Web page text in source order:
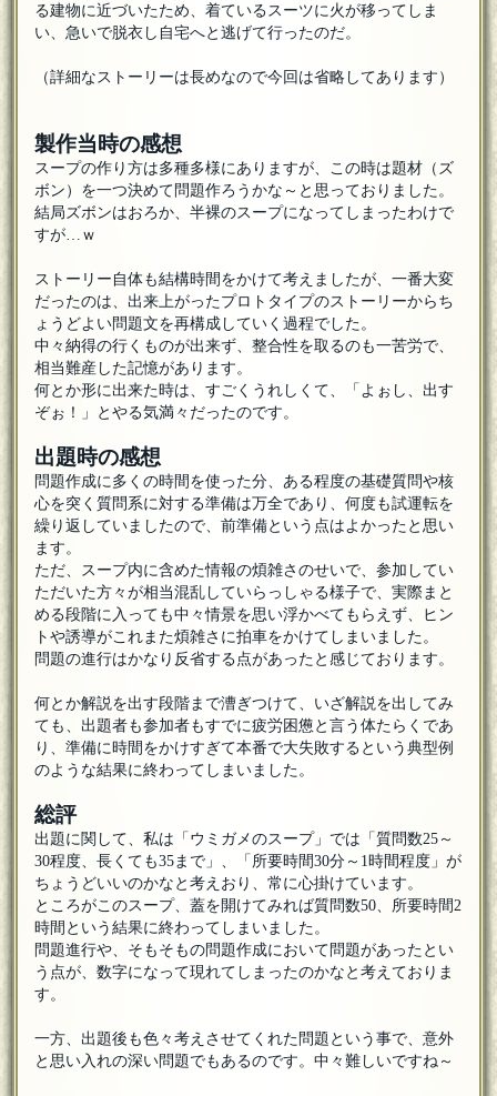
る建物に近づいたため、着ているスーツに火が移ってしま
い、急いで脱衣し自宅へと逃げて行ったのだ。
（詳細なストーリーは長めなので今回は省略してあります）
製作当時の感想
スープの作り方は多種多様にありますが、この時は題材（ズ
ボン）を一つ決めて問題作ろうかな～と思っておりました。
結局ズボンはおろか、半裸のスープになってしまったわけで
すが…ｗ
ストーリー自体も結構時間をかけて考えましたが、一番大変
だったのは、出来上がったプロトタイプのストーリーからち
ょうどよい問題文を再構成していく過程でした。
中々納得の行くものが出来ず、整合性を取るのも一苦労で、
相当難産した記憶があります。
何とか形に出来た時は、すごくうれしくて、「よぉし、出す
ぞぉ！」とやる気満々だったのです。
出題時の感想
問題作成に多くの時間を使った分、ある程度の基礎質問や核
心を突く質問系に対する準備は万全であり、何度も試運転を
繰り返していましたので、前準備という点はよかったと思い
ます。
ただ、スープ内に含めた情報の煩雑さのせいで、参加してい
ただいた方々が相当混乱していらっしゃる様子で、実際まと
める段階に入っても中々情景を思い浮かべてもらえず、ヒン
トや誘導がこれまた煩雑さに拍車をかけてしまいました。
問題の進行はかなり反省する点があったと感じております。
何とか解説を出す段階まで漕ぎつけて、いざ解説を出してみ
ても、出題者も参加者もすでに疲労困憊と言う体たらくであ
り、準備に時間をかけすぎて本番で大失敗するという典型例
のような結果に終わってしまいました。
総評
出題に関して、私は「ウミガメのスープ」では「質問数25～
30程度、長くても35まで」、「所要時間30分～1時間程度」が
ちょうどいいのかなと考えおり、常に心掛けています。
ところがこのスープ、蓋を開けてみれば質問数50、所要時間2
時間という結果に終わってしまいました。
問題進行や、そもそもの問題作成において問題があったとい
う点が、数字になって現れてしまったのかなと考えておりま
す。
一方、出題後も色々考えさせてくれた問題という事で、意外
と思い入れの深い問題でもあるのです。中々難しいですね～